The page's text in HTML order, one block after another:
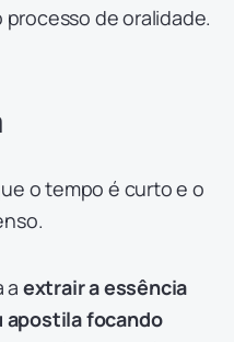
de oralidade.
o tempo é curto e o
a extrair a essência
apostila focando